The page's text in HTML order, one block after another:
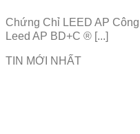
Chứng Chỉ LEED AP
Leed AP BD+C ® [...]
TIN MỚI NHẤT